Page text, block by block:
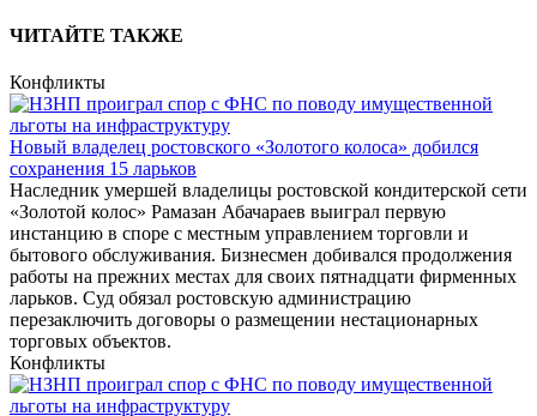
ЧИТАЙТЕ ТАКЖЕ
Конфликты
Новый владелец ростовского «Золотого колоса» добился
сохранения 15 ларьков
Наследник умершей владелицы ростовской кондитерской сети
«Золотой колос» Рамазан Абачараев выиграл первую
инстанцию в споре с местным управлением торговли и
бытового обслуживания. Бизнесмен добивался продолжения
работы на прежних местах для своих пятнадцати фирменных
ларьков. Суд обязал ростовскую администрацию
перезаключить договоры о размещении нестационарных
торговых объектов.
Конфликты